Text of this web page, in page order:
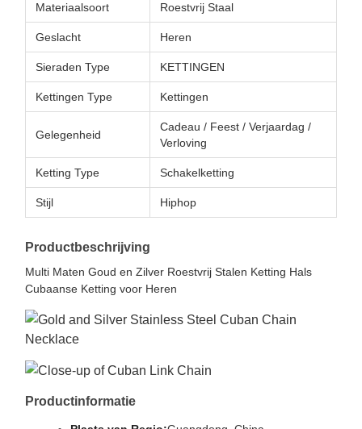
Materiaalsoort Roestvrij Staal
Geslacht Heren
Sieraden Type KETTINGEN
Kettingen Type Kettingen
Gelegenheid
Cadeau / Feest / Verjaardag /
Verloving
Ketting Type Schakelketting
Stijl Hiphop
Productbeschrijving
Multi Maten Goud en Zilver Roestvrij Stalen Ketting Hals
Cubaanse Ketting voor Heren
Productinformatie